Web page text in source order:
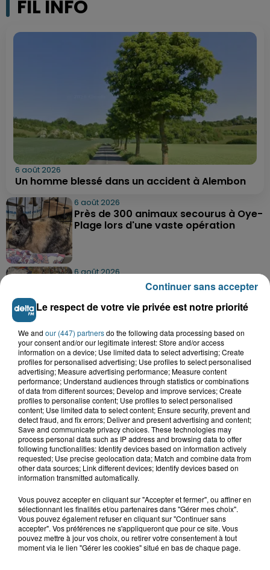
FIL INFO
6 août 2026
Un homme blessé dans un accident à Alembon
6 août 2026
Près de 300 animaux secourus à Oye-
Plage lors d'une vaste opération
6 août 2026
Dunkerque : dix jeunes vont parcourir
9 000 km pour rencontrer...
6 août 2026
Blendecques : le jeune garçon de 12
ans qui s'était noyé est...
6 août 2026
Risque incendie dans le Nord : ce que
vous ne pouvez plus faire
NOS AUTRES PODCASTS
Le respect de votre vie privée est notre priorité
We and our (447) partnersdo the following data processing based on
your consent and/or our legitimate interest: Store and/or access
information on a device; Use limited data to select advertising; Create
profiles for personalised advertising; Use profiles to select personalised
advertising; Measure advertising performance; Measure content
performance; Understand audiences through statistics or combinations
of data from different sources; Develop and improve services; Create
profiles to personalise content; Use profiles to select personalised
content; Use limited data to select content; Ensure security, prevent and
detect fraud, and fix errors; Deliver and present advertising and content;
Save and communicate privacy choices. These technologies may
process personal data such as IP address and browsing data to offer
following functionalities: Identify devices based on information actively
requested; Use precise geolocation data; Match and combine data from
other data sources; Link different devices; Identify devices based on
information transmitted automatically.
Vous pouvez accepter en cliquant sur "Accepter et fermer", ou affiner en
sélectionnant les finalités et/ou partenaires dans "Gérer mes choix".
Vous pouvez également refuser en cliquant sur "Continuer sans
accepter". Vos préférences ne s'appliqueront que pour ce site. Vous
pouvez mettre à jour vos choix, ou retirer votre consentement à tout
moment via le lien "Gérer les cookies" situé en bas de chaque page.
Continuer sans accepter